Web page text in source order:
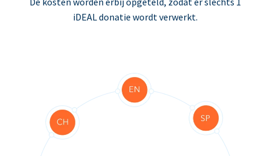
iDEAL donatie wordt verwerkt.